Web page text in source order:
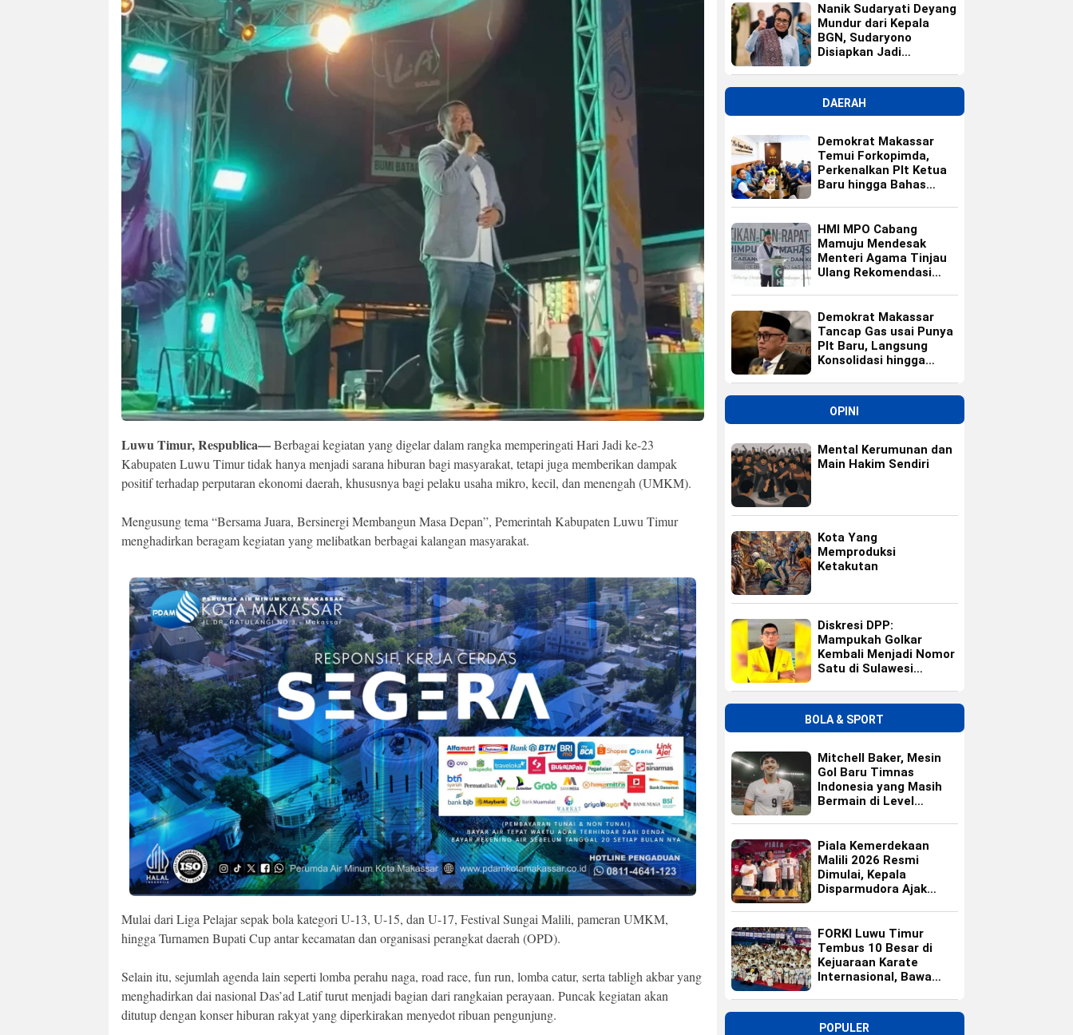
Luwu Timur, Respublica—Berbagai kegiatan yang digelar dalam rangka memperingati Hari Jadi ke-23
Kabupaten Luwu Timur tidak hanya menjadi sarana hiburan bagi masyarakat, tetapi juga memberikan dampak
positif terhadap perputaran ekonomi daerah, khususnya bagi pelaku usaha mikro, kecil, dan menengah (UMKM).
Mengusung tema “Bersama Juara, Bersinergi Membangun Masa Depan”, Pemerintah Kabupaten Luwu Timur
menghadirkan beragam kegiatan yang melibatkan berbagai kalangan masyarakat.
Mulai dari Liga Pelajar sepak bola kategori U-13, U-15, dan U-17, Festival Sungai Malili, pameran UMKM,
hingga Turnamen Bupati Cup antar kecamatan dan organisasi perangkat daerah (OPD).
Selain itu, sejumlah agenda lain seperti lomba perahu naga, road race, fun run, lomba catur, serta tabligh akbar yang
menghadirkan dai nasional Das’ad Latif turut menjadi bagian dari rangkaian perayaan. Puncak kegiatan akan
ditutup dengan konser hiburan rakyat yang diperkirakan menyedot ribuan pengunjung.
Nanik Sudaryati Deyang
Mundur dari Kepala
BGN, Sudaryono
Disiapkan Jadi
DAERAH
Demokrat Makassar
Temui Forkopimda,
Perkenalkan Plt Ketua
Baru hingga Bahas
HMI MPO Cabang
Mamuju Mendesak
Menteri Agama Tinjau
Ulang Rekomendasi
Demokrat Makassar
Tancap Gas usai Punya
Plt Baru, Langsung
Konsolidasi hingga
OPINI
Mental Kerumunan dan
Main Hakim Sendiri
Kota Yang
Memproduksi
Ketakutan
Diskresi DPP:
Mampukah Golkar
Kembali Menjadi Nomor
Satu di Sulawesi
BOLA & SPORT
Mitchell Baker, Mesin
Gol Baru Timnas
Indonesia yang Masih
Bermain di Level
Piala Kemerdekaan
Malili 2026 Resmi
Dimulai, Kepala
Disparmudora Ajak
FORKI Luwu Timur
Tembus 10 Besar di
Kejuaraan Karate
Internasional, Bawa
POPULER